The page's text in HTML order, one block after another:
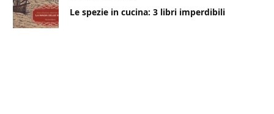
Le spezie in cucina: 3 libri imperdibili